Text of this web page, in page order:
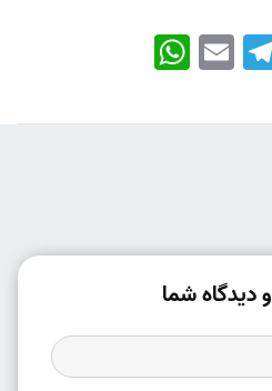
WhatsApp Email
شما